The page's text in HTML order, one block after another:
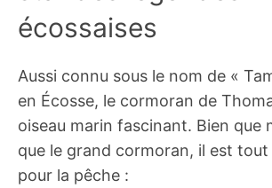
écossaises
Aussi connu sous le nom de «
en Écosse, le cormoran de
oiseau marin fascinant. Bien que
que le grand cormoran, il est tout
pour la pêche :